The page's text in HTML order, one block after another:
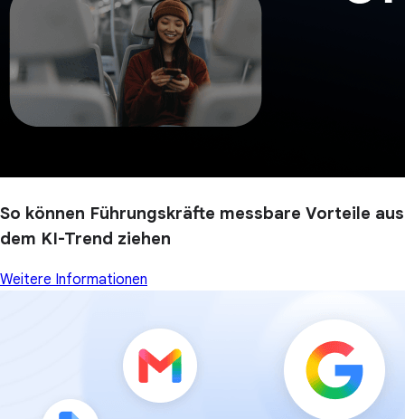
So können Führungskräfte messbare Vorteile aus
dem KI-Trend ziehen
Weitere Informationen